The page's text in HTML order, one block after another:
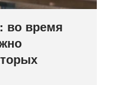
во время